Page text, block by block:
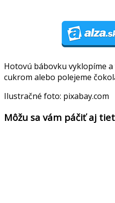
Hotovú bábovku vyklopíme
cukrom alebo polejeme
Ilustračné foto: pixabay.com
Môžu sa vám páčiť aj